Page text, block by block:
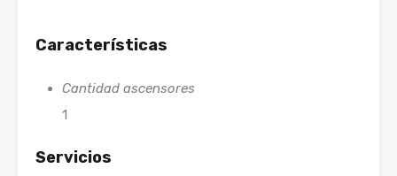
Características
Cantidad ascensores
1
Servicios